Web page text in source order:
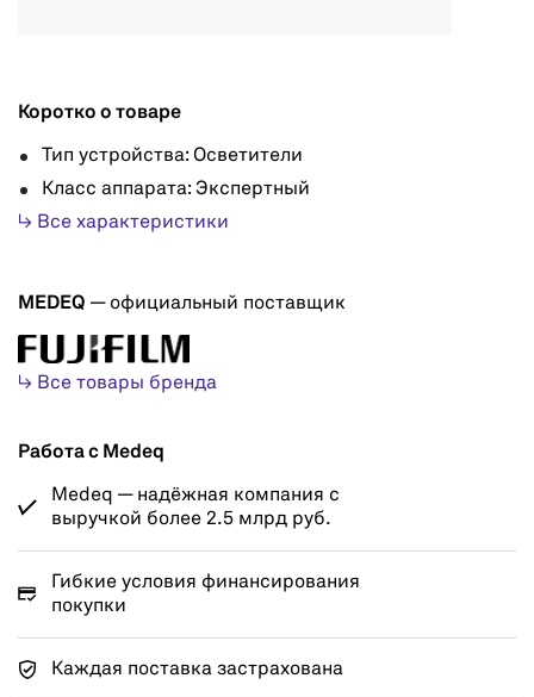
Коротко о товаре
Тип устройства: Осветители
Класс аппарата: Экспертный
↳ Все характеристики
MEDEQ — официальный поставщик
↳ Все товары бренда
Работа с Medeq
Medeq — надёжная компания с
выручкой более 2.5 млрд руб.
Гибкие условия финансирования
покупки
Каждая поставка застрахована